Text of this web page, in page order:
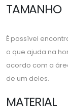
TAMANHO
É possível
o que ajuda na
acordo com a
de um deles.
MATERIAL